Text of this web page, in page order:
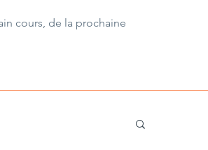
cours, de la prochaine